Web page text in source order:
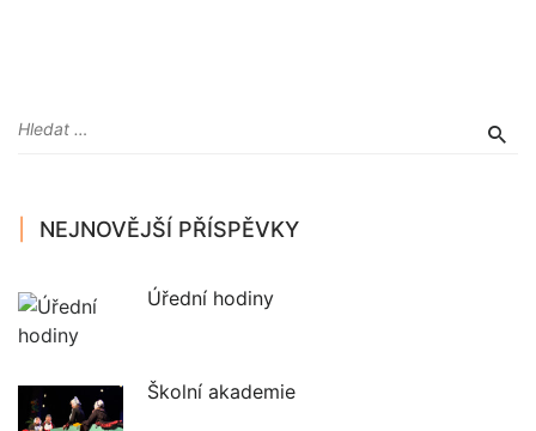
NEJNOVĚJŠÍ PŘÍSPĚVKY
Úřední hodiny
Školní akademie